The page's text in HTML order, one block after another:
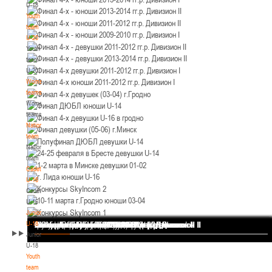
U-18
Youth
team
U-20
Youth
team
U-20
Women's
teams
Women's
teams
National
team
National
team
Cadets
U-16
Cadets
U-16
Juniors
U-18
Juniors
U-18
Youth
team
Уральская 3А
12-14.03.3036
Пинск
U-12, юноши
II тур – юноши 2014-2015 гг.р., Дивизион 1, 12-14 марта 2026 г., г. Пинск, ул.
ул. Пушкина, д. 27
05-07.03.2026
U-14, юноши
IV тур – юноши 2012-2013 гг.р., Дивизион 1, 05-07 марта 2026 г., г. Минск, ул.
Уральская 3А
05-06.03.2026
U-14, девушки
III тур – девушки 2012-2013 гг.р., Дивизион 1, 05-06 марта 2026 г., г. Гомель,
ул. Б.Хмельницкого, 118а
04-06.03.2026
Финал 4-х - девушки 2013-2014 гг.р. Дивизион I
Финал 4-х - юноши 2013-2014 гг.р. Дивизион I
Финал 4-х - юноши 2013-2014 гг.р. Дивизион II
Финал 4-х - юноши 2011-2012 гг.р. Дивизион II
Финал 4-х - юноши 2009-2010 гг.р. Дивизион I
Финал 4-х - девушки 2011-2012 гг.р. Дивизион II
Финал 4-х - девушки 2013-2014 гг.р. Дивизион II
Финал 4-х девушки 2011-2012 гг.р. Дивизион I
Финал 4-х юноши 2011-2012 гг.р. Дивизион I
Финал 4-х девушек (03-04) г.Гродно
Финал ДЮБЛ юноши U-14
Финал 4-х девушки U-16 в гродно
Финал девушки (05-06) г.Минск
Полуфинал ДЮБЛ девушки U-14
24-25 февраля в Бресте девушки U-14
1-2 марта в Минске девушки 01-02
г. Лида юноши U-16
Конкурсы SkyIncom 2
10-11 марта г.Гродно юноши 03-04
Конкурсы SkyIncom 1
группа "ВКонтакте"